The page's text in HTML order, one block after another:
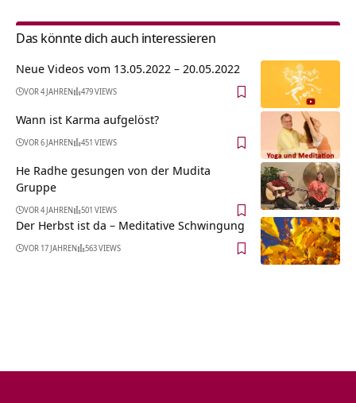
Das könnte dich auch interessieren
Neue Videos vom 13.05.2022 – 20.05.2022
VOR 4 JAHREN 479 VIEWS
Wann ist Karma aufgelöst?
VOR 6 JAHREN 451 VIEWS
He Radhe gesungen von der Mudita
Gruppe
VOR 4 JAHREN 501 VIEWS
Der Herbst ist da – Meditative Schwingung
VOR 17 JAHREN 563 VIEWS